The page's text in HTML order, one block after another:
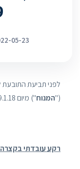
05-23
לפני תביעת התובעת
("המנוח") מיום 29.1.18 והתנגדות הנתבע לקיומה.
רקע עובדתי